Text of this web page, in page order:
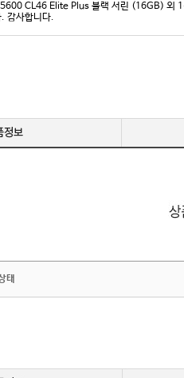
CL46 Elite Plus 블랙 서린 (16GB) 외
감사합니다.
태